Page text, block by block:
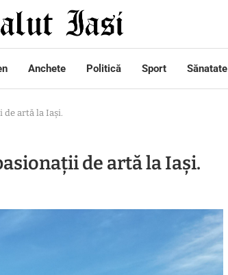
Anchete Politică Sport Sănatate
de artă la Iași.
de artă la Iași.